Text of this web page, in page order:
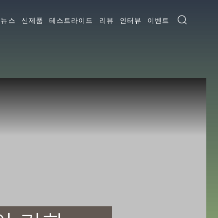
뉴스 신제품 테스트라이드 리뷰 인터뷰 이벤트